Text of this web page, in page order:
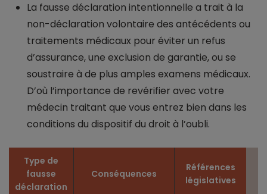
La fausse déclaration intentionnelle a trait à la
non-déclaration volontaire des antécédents ou
traitements médicaux pour éviter un refus
d’assurance, une exclusion de garantie, ou se
soustraire à de plus amples examens médicaux.
D’où l’importance de revérifier avec votre
médecin traitant que vous entrez bien dans les
conditions du dispositif du droit à l’oubli.
Type de
fausse
déclaration
Conséquences
Références
législatives